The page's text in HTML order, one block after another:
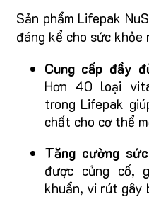
Sản phẩm Lifepak
đáng kể cho sức khỏe
Cung cấp đầy
Hơn 40 loại
trong Lifepak
chất cho cơ thể
Tăng cường
được củng cố,
khuẩn, vi rút gây